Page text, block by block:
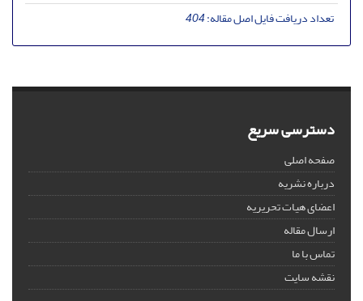
تعداد دریافت فایل اصل مقاله:404
دسترسی سریع
صفحه اصلی
درباره نشریه
اعضای هیات تحریریه
ارسال مقاله
تماس با ما
نقشه سایت